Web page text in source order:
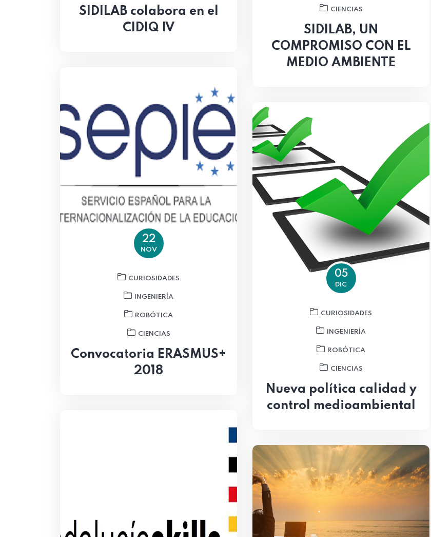
SIDILAB colabora en el
CIDIQ IV
CIENCIAS
SIDILAB, UN
COMPROMISO CON EL
MEDIO AMBIENTE
22
NOV
CURIOSIDADES
INGENIERÍA
ROBÓTICA
CIENCIAS
Convocatoria ERASMUS+
2018
05
DIC
CURIOSIDADES
INGENIERÍA
ROBÓTICA
CIENCIAS
Nueva política calidad y
control medioambiental